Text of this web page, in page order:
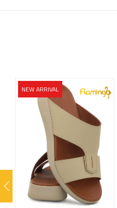
NEW ARRIVAL